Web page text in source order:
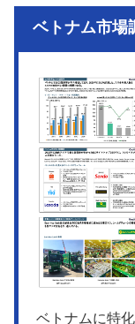
ベトナム市場
ベトナムに特